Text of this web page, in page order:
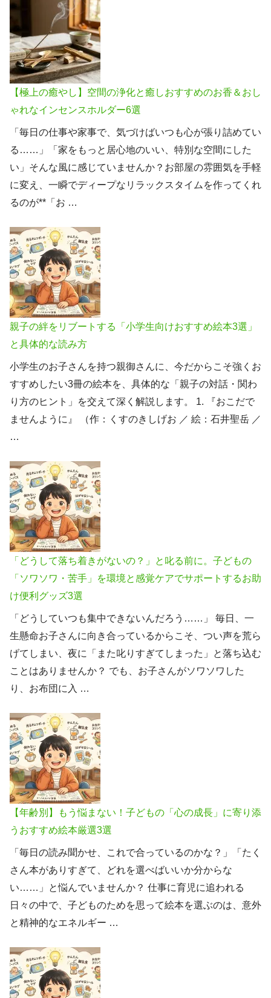
【極上の癒やし】空間の浄化と癒しおすすめのお香＆おし
ゃれなインセンスホルダー6選
「毎日の仕事や家事で、気づけばいつも心が張り詰めてい
る……」「家をもっと居心地のいい、特別な空間にした
い」そんな風に感じていませんか？お部屋の雰囲気を手軽
に変え、一瞬でディープなリラックスタイムを作ってくれ
るのが**「お …
親子の絆をリブートする「小学生向けおすすめ絵本3選」
と具体的な読み方
小学生のお子さんを持つ親御さんに、今だからこそ強くお
すすめしたい3冊の絵本を、具体的な「親子の対話・関わ
り方のヒント」を交えて深く解説します。 1. 『おこだで
ませんように』 （作：くすのきしげお ／ 絵：石井聖岳 ／
…
「どうして落ち着きがないの？」と叱る前に。子どもの
「ソワソワ・苦手」を環境と感覚ケアでサポートするお助
け便利グッズ3選
「どうしていつも集中できないんだろう……」 毎日、一
生懸命お子さんに向き合っているからこそ、つい声を荒ら
げてしまい、夜に「また叱りすぎてしまった」と落ち込む
ことはありませんか？ でも、お子さんがソワソワした
り、お布団に入 …
【年齢別】もう悩まない！子どもの「心の成長」に寄り添
うおすすめ絵本厳選3選
「毎日の読み聞かせ、これで合っているのかな？」「たく
さん本がありすぎて、どれを選べばいいか分からな
い……」と悩んでいませんか？ 仕事に育児に追われる
日々の中で、子どものためを思って絵本を選ぶのは、意外
と精神的なエネルギー …